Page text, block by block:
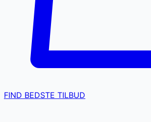
FIND BEDSTE TILBUD